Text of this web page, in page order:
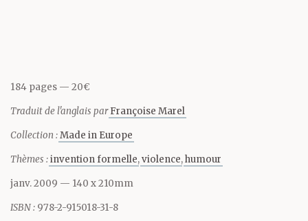
Luke a dit : Pourquoi tu
nous prépares un cacao
avant même qu’on ait
bouffé ?
184 pages 20€
Traduit de l'anglais par Françoise Marel
Collection :Made in Europe
Thèmes :invention formelle violence humour
janv. 2009 — 140 x 210mm
ISBN : 978-2-915018-31-8